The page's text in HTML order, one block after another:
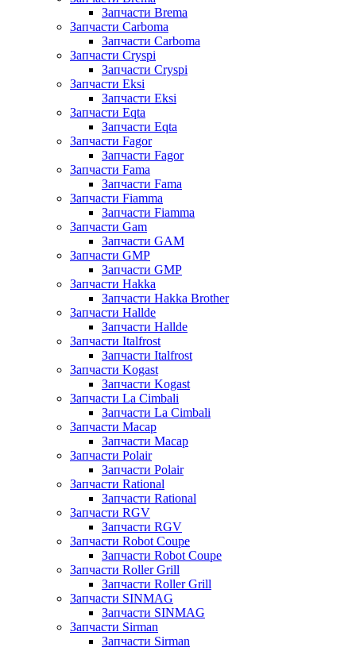
Запчасти Brema
Запчасти Carboma
Запчасти Carboma
Запчасти Cryspi
Запчасти Cryspi
Запчасти Eksi
Запчасти Eksi
Запчасти Eqta
Запчасти Eqta
Запчасти Fagor
Запчасти Fagor
Запчасти Fama
Запчасти Fama
Запчасти Fiamma
Запчасти Fiamma
Запчасти Gam
Запчасти GAM
Запчасти GMP
Запчасти GMP
Запчасти Hakka
Запчасти Hakka Brother
Запчасти Hallde
Запчасти Hallde
Запчасти Italfrost
Запчасти Italfrost
Запчасти Kogast
Запчасти Kogast
Запчасти La Cimbali
Запчасти La Cimbali
Запчасти Macap
Запчасти Macap
Запчасти Polair
Запчасти Polair
Запчасти Rational
Запчасти Rational
Запчасти RGV
Запчасти RGV
Запчасти Robot Coupe
Запчасти Robot Coupe
Запчасти Roller Grill
Запчасти Roller Grill
Запчасти SINMAG
Запчасти SINMAG
Запчасти Sirman
Запчасти Sirman